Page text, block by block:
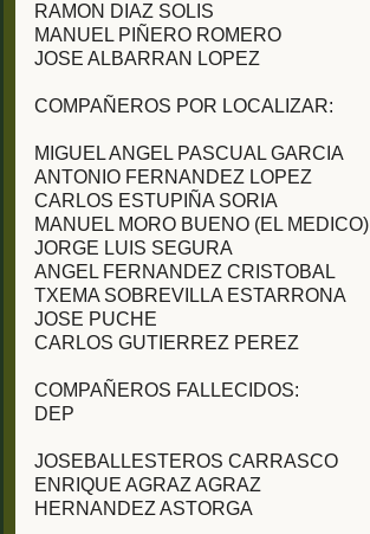
RAMON DIAZ SOLIS
MANUEL PIÑERO ROMERO
JOSE ALBARRAN LOPEZ
COMPAÑEROS POR LOCALIZAR:
MIGUEL ANGEL PASCUAL GARCIA
ANTONIO FERNANDEZ LOPEZ
CARLOS ESTUPIÑA SORIA
MANUEL MORO BUENO (EL MEDICO)
JORGE LUIS SEGURA
ANGEL FERNANDEZ CRISTOBAL
TXEMA SOBREVILLA ESTARRONA
JOSE PUCHE
CARLOS GUTIERREZ PEREZ
COMPAÑEROS FALLECIDOS:
DEP
JOSEBALLESTEROS CARRASCO
ENRIQUE AGRAZ AGRAZ
HERNANDEZ ASTORGA